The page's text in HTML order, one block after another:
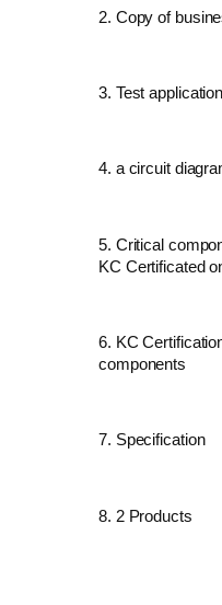
2. Copy of
3. Test
4. a circuit
5. Critical
KC Certificated
6. KC
components
7. Specification
8. 2 Products